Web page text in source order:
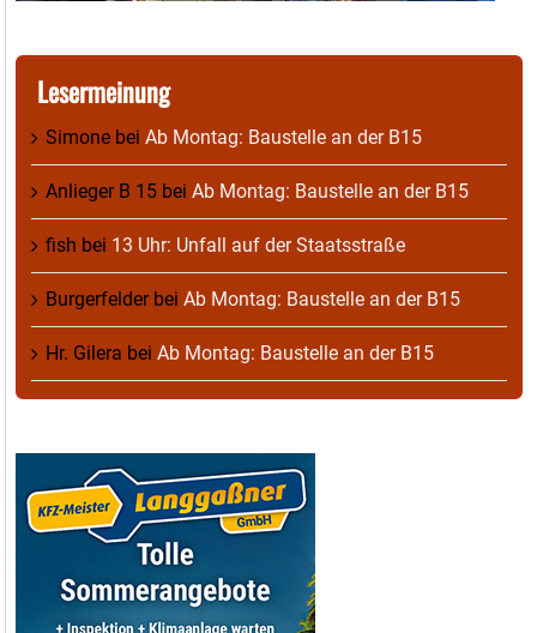
Lesermeinung
Simone bei Ab Montag: Baustelle an der B15
Anlieger B 15 bei Ab Montag: Baustelle an der B15
fish bei 13 Uhr: Unfall auf der Staatsstraße
Burgerfelderbei Ab Montag: Baustelle an der B15
Hr. Gilera bei Ab Montag: Baustelle an der B15